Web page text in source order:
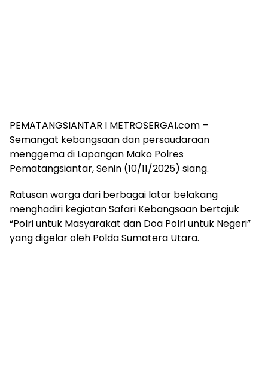
PEMATANGSIANTAR I METROSERGAI.com –
Semangat kebangsaan dan persaudaraan
menggema di Lapangan Mako Polres
Pematangsiantar, Senin (10/11/2025) siang.
Ratusan warga dari berbagai latar belakang
menghadiri kegiatan Safari Kebangsaan bertajuk
“Polri untuk Masyarakat dan Doa Polri untuk Negeri”
yang digelar oleh Polda Sumatera Utara.